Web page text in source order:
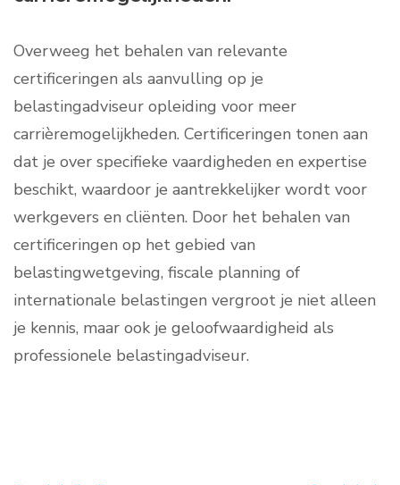
Overweeg het behalen van relevante
certificeringen als aanvulling op je
belastingadviseur opleiding voor meer
carrièremogelijkheden. Certificeringen tonen aan
dat je over specifieke vaardigheden en expertise
beschikt, waardoor je aantrekkelijker wordt voor
werkgevers en cliënten. Door het behalen van
certificeringen op het gebied van
belastingwetgeving, fiscale planning of
internationale belastingen vergroot je niet alleen
je kennis, maar ook je geloofwaardigheid als
professionele belastingadviseur.